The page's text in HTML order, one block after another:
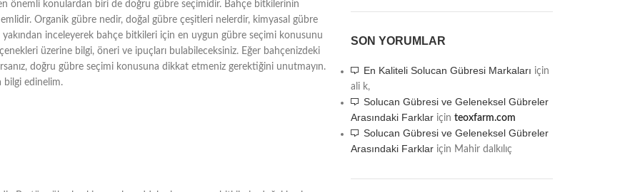
önemli konulardan biri de doğru gübre seçimidir. Bahçe bitkilerinin
Organik gübre nedir, doğal gübre çeşitleri nelerdir, kimyasal gübre
inceleyerek bahçe bitkileri için en uygun gübre seçimi konusunu
üzerine bilgi, öneri ve ipuçları bulabileceksiniz. Eğer bahçenizdeki
doğru gübre seçimi konusuna dikkat etmeniz gerektiğini unutmayın.
bilgi edinelim.
SON YORUMLAR
En Kaliteli Solucan Gübresi Markaları için
ali k,
Solucan Gübresi ve Geleneksel Gübreler
Arasındaki Farklariçin teoxfarm.com
Solucan Gübresi ve Geleneksel Gübreler
Arasındaki Farklariçin Mahir dalkılıç